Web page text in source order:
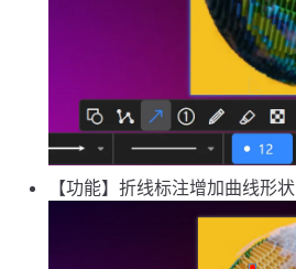
【功能】折线标注增加曲线形状